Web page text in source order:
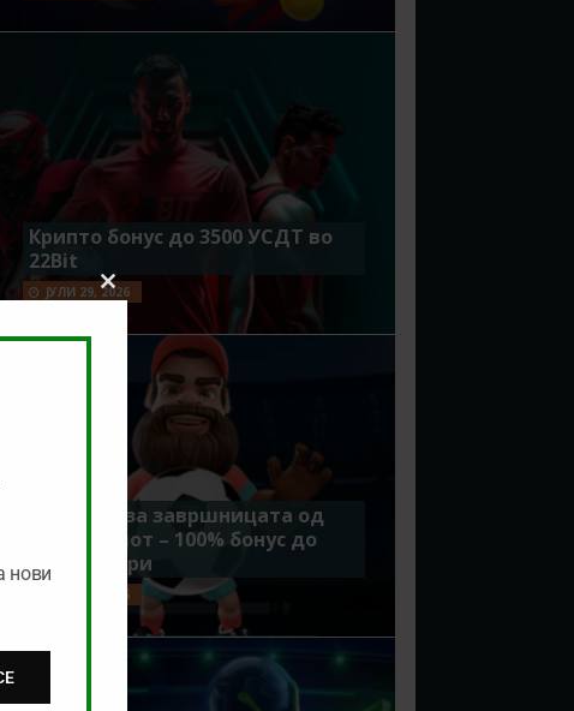
Крипто бонус до 3500 УСДТ во
22Bit
ЈУЛИ 29, 2026
Идеално за завршницата од
Мундијалот – 100% бонус до
7500 денари
ЈУЛИ 15, 2026
Close
module
нови